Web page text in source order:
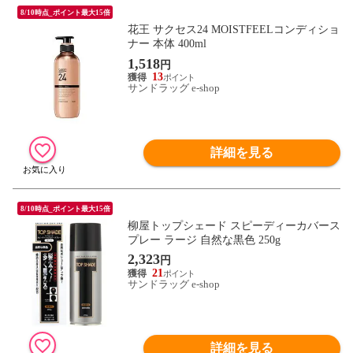
8/10時点_ポイント最大15倍
花王 サクセス24 MOISTFEELコンディショ
ナー 本体 400ml
1,518円
13
サンドラッグ e-shop
詳細を見る
8/10時点_ポイント最大15倍
柳屋トップシェード スピーディーカバース
プレー ラージ 自然な黒色 250g
2,323円
21
サンドラッグ e-shop
詳細を見る